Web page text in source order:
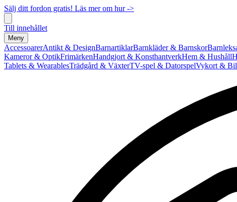
Sälj ditt fordon gratis! Läs mer om hur ->
Till innehållet
Meny
AccessoarerAntikt & DesignBarnartiklarBarnkläder & Barnskor
Kameror & OptikFrimärkenHandgjort & KonsthantverkHem & Hushåll
Tablets & WearablesTrädgård & VäxterTV-spel & DatorspelVykort &